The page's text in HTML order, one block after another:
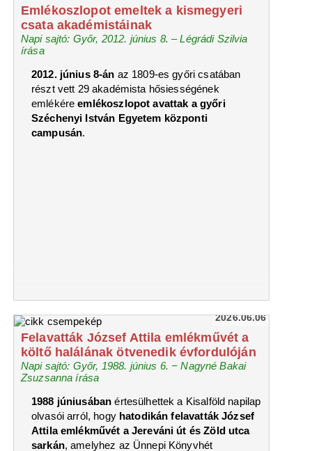
Emlékoszlopot emeltek a kismegyeri
csata akadémistáinak
Napi sajtó: Győr, 2012. június 8. – Légrádi Szilvia
írása
2012. június 8-án az 1809-es győri csatában
részt vett 29 akadémista hősiességének
emlékére emlékoszlopot avattak a győri
Széchenyi István Egyetem központi
campusán.
2026.06.06
Felavatták József Attila emlékművét a
költő halálának ötvenedik évfordulóján
Napi sajtó: Győr, 1988. június 6. − Nagyné Bakai
Zsuzsanna írása
1988 júniusában értesülhettek a Kisalföld napilap
olvasói arról, hogyhatodikán felavatták József
Attila emlékművét a Jereváni út és Zöld utca
sarkán, amelyhez az Ünnepi Könyvhét